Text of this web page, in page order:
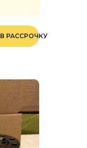
В РАССРОЧКУ